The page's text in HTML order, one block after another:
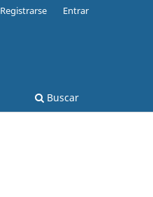
Buscar
Registrarse Entrar